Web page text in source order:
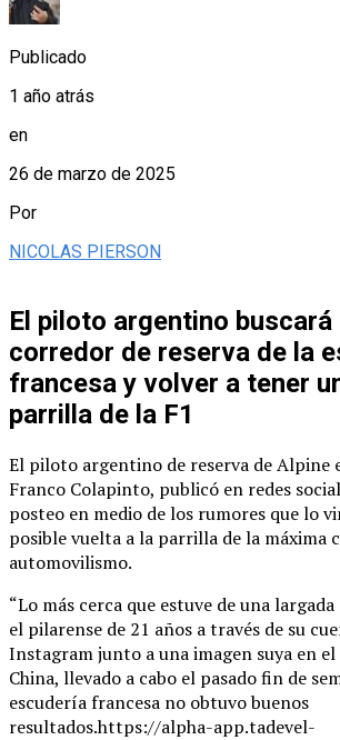
Publicado
1 año atrás
en
26 de marzo de 2025
Por
NICOLAS PIERSON
El piloto argentino buscará
corredor de reserva de la
francesa y volver a tener
parrilla de la F1
El piloto argentino de reserva de Alpine
Franco Colapinto, publicó en redes
posteo en medio de los rumores que lo
posible vuelta a la parrilla de la máxima
automovilismo.
“Lo más cerca que estuve de una
el pilarense de 21 años a través de su
Instagram junto a una imagen suya en
China, llevado a cabo el pasado fin de
escudería francesa no obtuvo buenos
resultados.https://alpha-app.tadevel-